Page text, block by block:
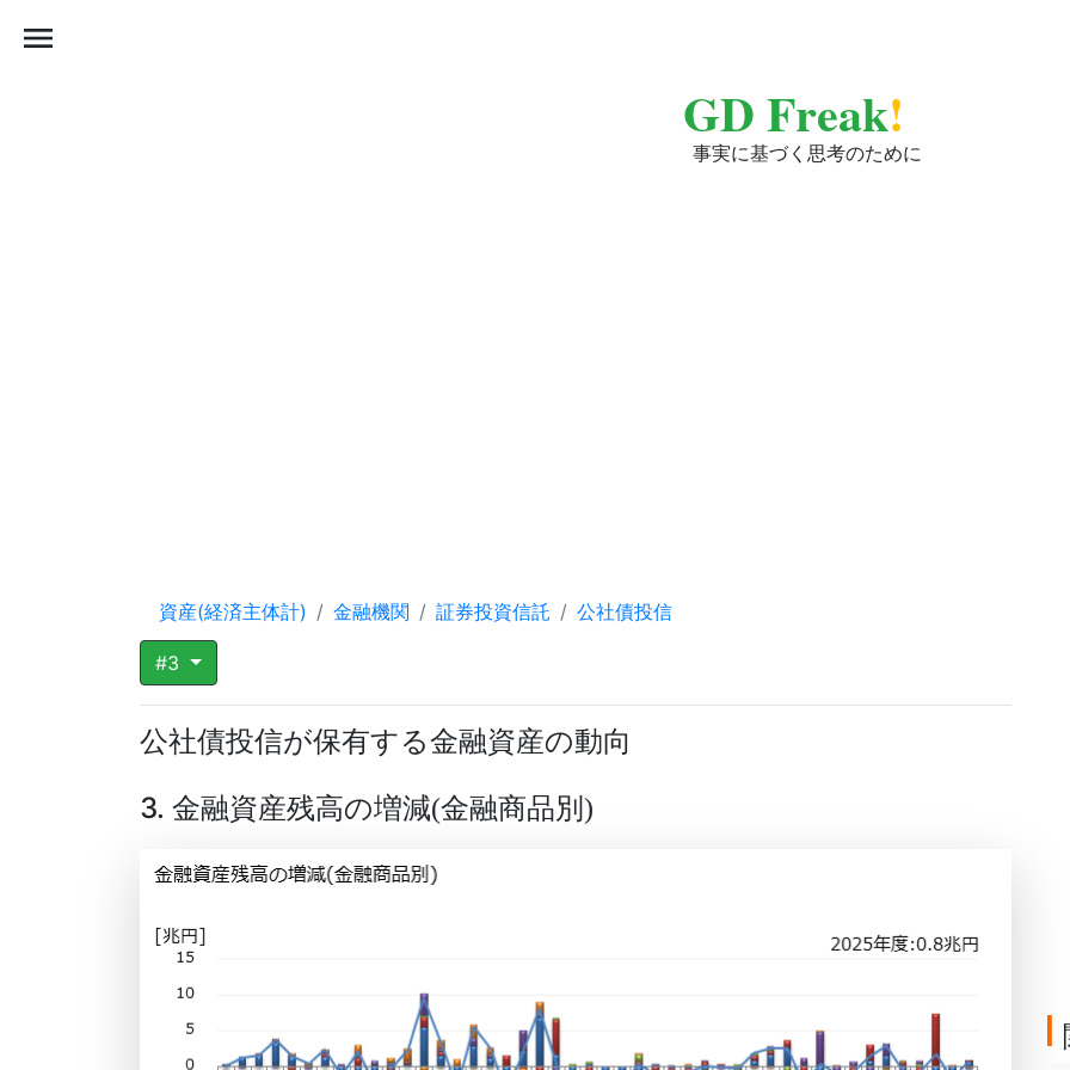
GD Freak!
事実に基づく思考のために
menu
資産(経済主体計) 金融機関 証券投資信託 公社債投信
#3
公社債投信が保有する金融資産の動向
3. 金融資産残高の増減(金融商品別 )